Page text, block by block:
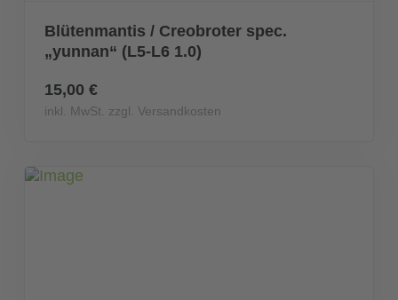
Blütenmantis / Creobroter spec.
„yunnan“ (L5-L6 1.0)
15,00 €
inkl. MwSt. zzgl. Versandkosten